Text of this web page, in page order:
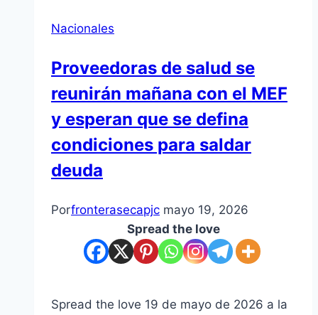
Nacionales
Proveedoras de salud se
reunirán mañana con el MEF
y esperan que se defina
condiciones para saldar
deuda
Porfronterasecapjc mayo 19, 2026
Spread the love
Spread the love 19 de mayo de 2026 a la